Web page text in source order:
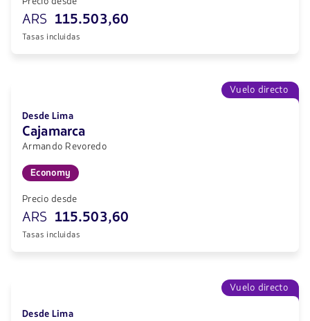
ARS 115.503,60
Tasas incluidas
Vuelo directo
Desde Lima
Cajamarca
Armando Revoredo
Economy
Precio desde
ARS 115.503,60
Tasas incluidas
Vuelo directo
Desde Lima